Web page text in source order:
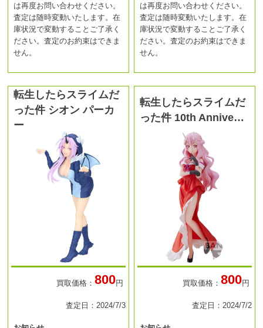
は再度お問い合わせください。
査定は随時変動いたします。在
庫状況で変動することご了承く
ださい。査定のお約束はできま
せん。
は再度お問い合わせください。
査定は随時変動いたします。在
庫状況で変動することご了承く
ださい。査定のお約束はできま
せん。
転生したらスライムだ
った件 シオン パーカ
ー
買取価格： 800円
査定日：2024/7/3
転生したらスライムだ
った件 10th Annive…
買取価格： 800円
査定日：2024/7/2